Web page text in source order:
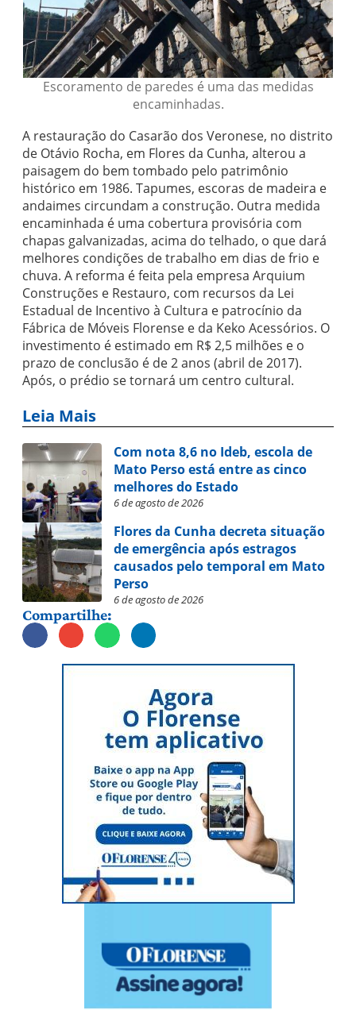
Escoramento de paredes é uma das medidas
encaminhadas.
A restauração do Casarão dos Veronese, no distrito
de Otávio Rocha, em Flores da Cunha, alterou a
paisagem do bem tombado pelo patrimônio
histórico em 1986. Tapumes, escoras de madeira e
andaimes circundam a construção. Outra medida
encaminhada é uma cobertura provisória com
chapas galvanizadas, acima do telhado, o que dará
melhores condições de trabalho em dias de frio e
chuva. A reforma é feita pela empresa Arquium
Construções e Restauro, com recursos da Lei
Estadual de Incentivo à Cultura e patrocínio da
Fábrica de Móveis Florense e da Keko Acessórios. O
investimento é estimado em R$ 2,5 milhões e o
prazo de conclusão é de 2 anos (abril de 2017).
Após, o prédio se tornará um centro cultural.
Leia Mais
Com nota 8,6 no Ideb, escola de
Mato Perso está entre as cinco
melhores do Estado
6 de agosto de 2026
Flores da Cunha decreta situação
de emergência após estragos
causados pelo temporal em Mato
Perso
6 de agosto de 2026
Compartilhe: